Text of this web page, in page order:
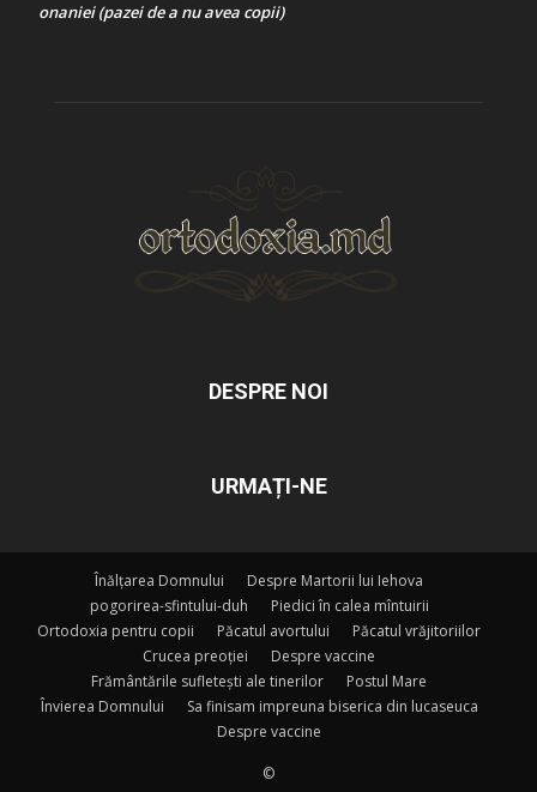
onaniei (pazei de a nu avea copii)
DESPRE NOI
URMAȚI-NE
Înălțarea Domnului
Despre Martorii lui Iehova
pogorirea-sfintului-duh
Piedici în calea mîntuirii
Ortodoxia pentru copii
Păcatul avortului
Păcatul vrăjitoriilor
Crucea preoției
Despre vaccine
Frământările sufletești ale tinerilor
Postul Mare
Învierea Domnului
Sa finisam impreuna biserica din lucaseuca
Despre vaccine
©